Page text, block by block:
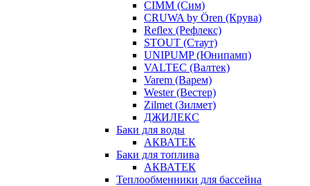
CIMM (Сим)
CRUWA by Ören (Крува)
Reflex (Рефлекс)
STOUT (Стаут)
UNIPUMP (Юнипамп)
VALTEC (Валтек)
Varem (Варем)
Wester (Вестер)
Zilmet (Зилмет)
ДЖИЛЕКС
Баки для воды
АКВАТЕК
Баки для топлива
АКВАТЕК
Теплообменники для бассейна